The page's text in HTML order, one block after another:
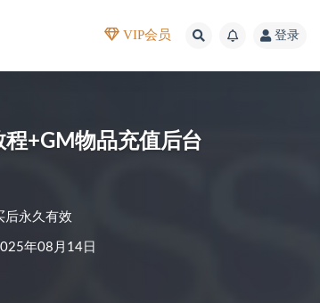
VIP会员 登录
+GM物品充值后台
后永久有效
年08月14日